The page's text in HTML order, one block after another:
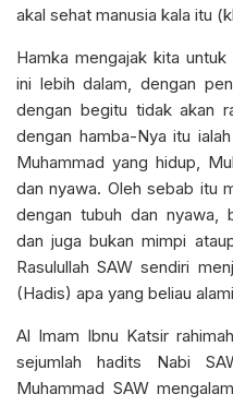
akal sehat manusia kala itu
Hamka mengajak kita untuk
ini lebih dalam, dengan
dengan begitu tidak akan
dengan hamba-Nya itu
Muhammad yang hidup,
dan nyawa. Oleh sebab itu
dengan tubuh dan nyawa,
dan juga bukan mimpi
Rasulullah SAW sendiri
(Hadis) apa yang beliau
Al Imam Ibnu Katsir
sejumlah hadits Nabi
Muhammad SAW